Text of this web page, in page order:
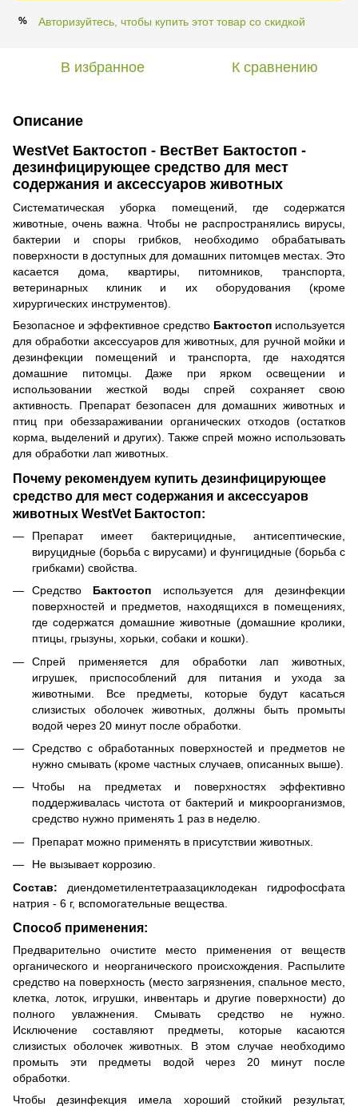
% Авторизуйтесь, чтобы купить этот товар со скидкой
В избранное К сравнению
Описание
WestVet Бактостоп - ВестВет Бактостоп -
дезинфицирующее средство для мест
содержания и аксессуаров животных
Систематическая уборка помещений, где содержатся
животные, очень важна. Чтобы не распространялись вирусы,
бактерии и споры грибков, необходимо обрабатывать
поверхности в доступных для домашних питомцев местах. Это
касается дома, квартиры, питомников, транспорта,
ветеринарных клиник и их оборудования (кроме
хирургических инструментов).
Безопасное и эффективное средство Бактостоп используется
для обработки аксессуаров для животных, для ручной мойки и
дезинфекции помещений и транспорта, где находятся
домашние питомцы. Даже при ярком освещении и
использовании жесткой воды спрей сохраняет свою
активность. Препарат безопасен для домашних животных и
птиц при обеззараживании органических отходов (остатков
корма, выделений и других). Также спрей можно использовать
для обработки лап животных.
Почему рекомендуем купить дезинфицирующее
средство для мест содержания и аксессуаров
животных WestVet Бактостоп:
Препарат имеет бактерицидные, антисептические,
вируцидные (борьба с вирусами) и фунгицидные (борьба с
грибками) свойства.
Средство Бактостоп используется для дезинфекции
поверхностей и предметов, находящихся в помещениях,
где содержатся домашние животные (домашние кролики,
птицы, грызуны, хорьки, собаки и кошки).
Спрей применяется для обработки лап животных,
игрушек, приспособлений для питания и ухода за
животными. Все предметы, которые будут касаться
слизистых оболочек животных, должны быть промыты
водой через 20 минут после обработки.
Средство с обработанных поверхностей и предметов не
нужно смывать (кроме частных случаев, описанных выше).
Чтобы на предметах и поверхностях эффективно
поддерживалась чистота от бактерий и микроорганизмов,
средство нужно применять 1 раз в неделю.
Препарат можно применять в присутствии животных.
Не вызывает коррозию.
Состав: диендометилентетраазациклодекан гидрофосфата
натрия - 6 г, вспомогательные вещества.
Способ применения:
Предварительно очистите место применения от веществ
органического и неорганического происхождения. Распылите
средство на поверхность (место загрязнения, спальное место,
клетка, лоток, игрушки, инвентарь и другие поверхности) до
полного увлажнения. Смывать средство не нужно.
Исключение составляют предметы, которые касаются
слизистых оболочек животных. В этом случае необходимо
промыть эти предметы водой через 20 минут после
обработки.
Чтобы дезинфекция имела хороший стойкий результат,